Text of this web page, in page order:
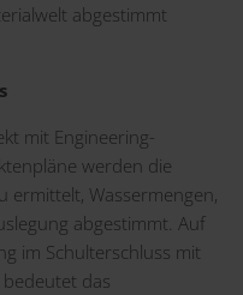
abgestimmt
mit Engineering-
werden die
ermittelt, Wassermengen,
abgestimmt. Auf
im Schulterschluss mit
das